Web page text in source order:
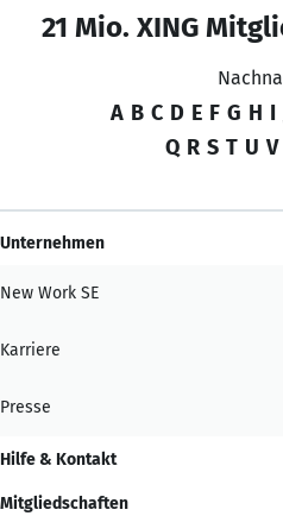
21 Mio. XING
A B C D E F G H I
Q R S T U V
Unternehmen
New Work SE
Karriere
Presse
Hilfe & Kontakt
Mitgliedschaften